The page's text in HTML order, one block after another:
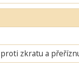
proti zkratu a